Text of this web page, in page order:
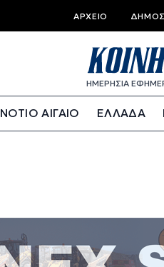
ΑΡΧΕΊΟ
ΗΜΕΡΗΣΙΑ
ΝΟΤΙΟ ΑΙΓΑΙΟ ΕΛΛΑΔΑ